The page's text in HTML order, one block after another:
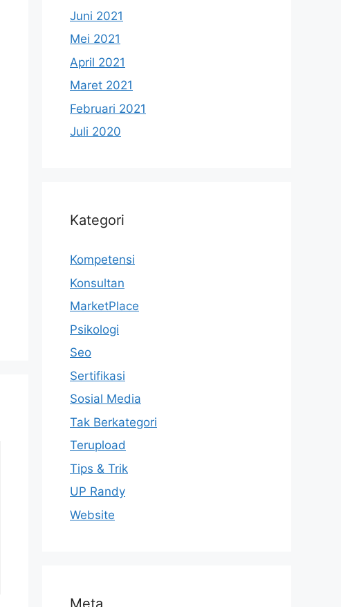
Juni 2021
Mei 2021
April 2021
Maret 2021
Februari 2021
Juli 2020
Kategori
Kompetensi
Konsultan
MarketPlace
Psikologi
Seo
Sertifikasi
Sosial Media
Tak Berkategori
Terupload
Tips & Trik
UP Randy
Website
Meta